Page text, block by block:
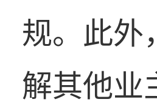
规。此外
解其他业